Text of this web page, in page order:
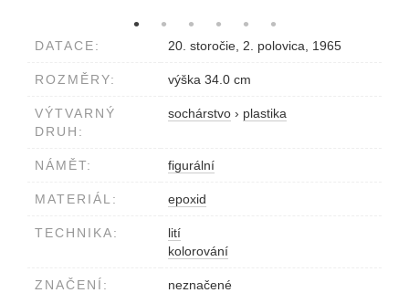
DATACE: 20. storočie, 2. polovica, 1965
ROZMĚRY: výška 34.0 cm
VÝTVARNÝ
DRUH:
sochárstvo › plastika
NÁMĚT: figurální
MATERIÁL: epoxid
TECHNIKA:
lití
kolorování
ZNAČENÍ: neznačené